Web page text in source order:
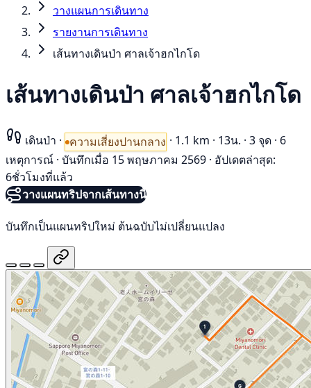
วางแผนการเดินทาง
รายงานการเดินทาง
เส้นทางเดินป่า ศาลเจ้าฮกไกโด
เส้นทางเดินป่า ศาลเจ้าฮกไกโด
เดินป่า · ความเสี่ยงปานกลาง · 1.1 km · 13น. · 3 จุด · 6
เหตุการณ์ · บันทึกเมื่อ 15 พฤษภาคม 2569 · อัปเดตล่าสุด:
6ชั่วโมงที่แล้ว
วางแผนทริปจากเส้นทางนี้
บันทึกเป็นแผนทริปใหม่ ต้นฉบับไม่เปลี่ยนแปลง